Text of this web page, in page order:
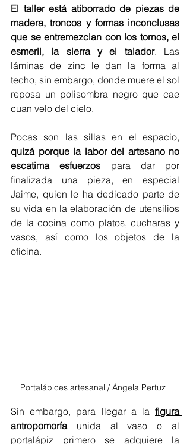
El taller está atiborrado de piezas de
madera, troncos y formas inconclusas
que se entremezclan con los tornos, el
esmeril, la sierra y el talador. Las
láminas de zinc le dan la forma al
techo, sin embargo, donde muere el sol
reposa un polisombra negro que cae
cuan velo del cielo.
quizá porque la labor del artesano no
escatima esfuerzos para dar por
finalizada una pieza, en especial
Jaime, quien le ha dedicado parte de
su vida en la elaboración de utensilios
de la cocina como platos, cucharas y
vasos, así como los objetos de la
oficina.
Portalápices artesanal / Ángela Pertuz
Sin embargo, para llegar a la figura
antropomorfa unida al vaso o al
portalápiz primero se adquiere la